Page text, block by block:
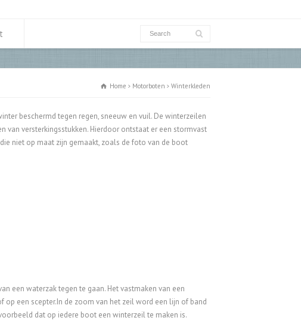
Home Motorboten Winterkleden
beschermd tegen regen, sneeuw en vuil. De winterzeilen
versterkingsstukken. Hierdoor ontstaat er een stormvast
niet op maat zijn gemaakt, zoals de foto van de boot
een waterzak tegen te gaan. Het vastmaken van een
een scepter.In de zoom van het zeil word een lijn of band
dat op iedere boot een winterzeil te maken is.